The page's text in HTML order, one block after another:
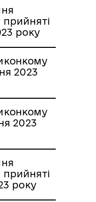
року
2023
2023
року